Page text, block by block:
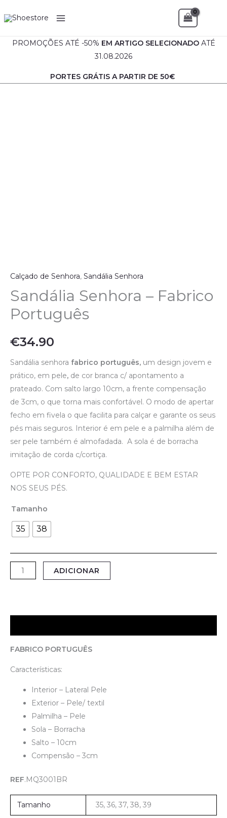
to
PROMOÇÕES ATÉ -50% EM ARTIGO SELECIONADO ATÉ
31.08.2026
PORTES GRÁTIS A PARTIR DE 50€
Calçado de Senhora, Sandália Senhora
Sandália Senhora – Fabrico
Português
€34.90
Sandália senhora fabrico português, um design jovem e
prático, em pele, de cor branca c/ apontamento a
prateado. Com salto largo 10cm, a frente compensação
de 3cm, o que torna mais confortável. O modo de apertar
fecho em fivela o que facilita para calçar e garante os seus
pés mais seguros. Interior é em pele e a palmilha além de
ser pele também é almofadada. A sola é de borracha
imitação de corda c/cortiça.
OPTE POR CONFORTO, QUALIDADE E BEM ESTAR
NOS SEUS PÉS.
Tamanho
35 38
ADICIONAR
FABRICO PORTUGUÊS
Características:
Interior – Lateral Pele
Exterior – Pele/ textil
Palmilha – Pele
Sola – Borracha
Salto – 10cm
Compensão – 3cm
REF.MQ3001BR
Tamanho 35, 36, 37, 38, 39